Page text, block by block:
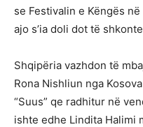
se Festivalin e Këngës
ajo s’ia doli dot të
Shqipëria vazhdon të
Rona Nishliun nga
“Suus” qe radhitur në
ishte edhe Lindita Halimi